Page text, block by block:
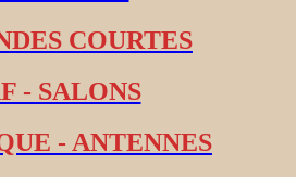
COURTES
- SALONS
- ANTENNES